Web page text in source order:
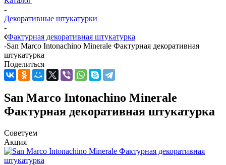
-
Декоративные штукатурки
-
Фактурная декоративная штукатурка
-San Marco Intonachino Minerale Фактурная декоративная
штукатурка
Поделиться
San Marco Intonachino Minerale
Фактурная декоративная штукатурка
Советуем
Акция